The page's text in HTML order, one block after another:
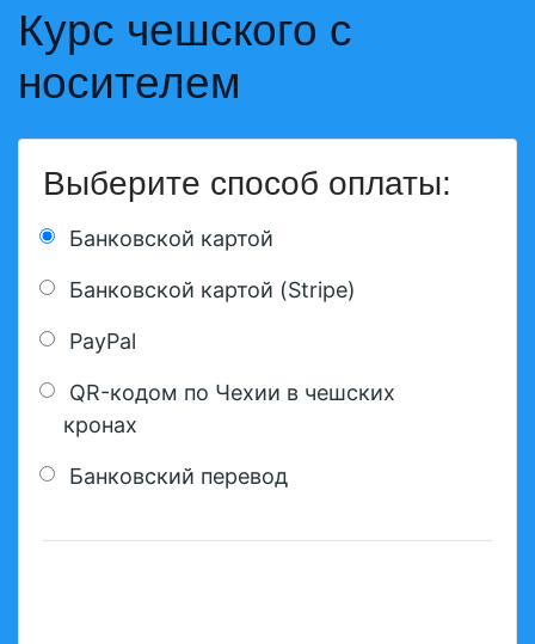
Курс чешского с
носителем
Выберите способ оплаты:
Банковской картой
Банковской картой (Stripe)
PayPal
QR-кодом по Чехии в чешских
кронах
Банковский перевод